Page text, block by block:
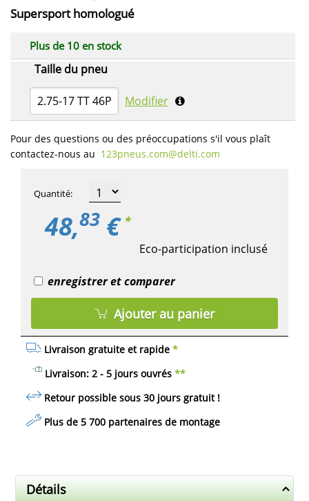
Supersport homologué
Taille du pneu
2.75-17 TT 46P Modifier
Plus de 10 en stock
Pour des questions ou des préoccupations s'il vous plaît
contactez-nous au 123pneus.com​@delti.com
48,83 € *
Eco-participation inclusé
Livraison gratuite et rapide *
Livraison: 2 - 5 jours ouvrés **
Retour possible sous 30 jours gratuit!
Plus de 5 700 partenaires de montage
Quantité:
enregistrer et comparer
Ajouter au panier
Détails